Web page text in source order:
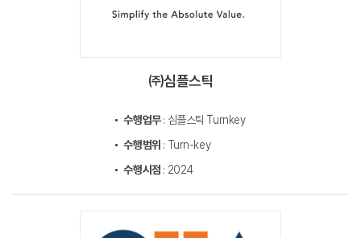
㈜심플스틱
수행업무: 심플스틱 Turnkey
수행범위 : Turn-key
수행시점 : 2024